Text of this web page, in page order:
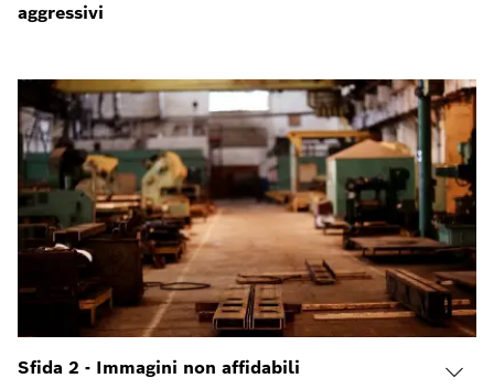
aggressivi
Sfida 2 - Immagini non affidabili